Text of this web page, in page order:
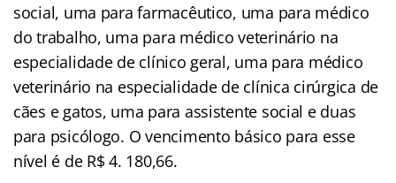
social, uma para farmacêutico, uma para médico
do trabalho, uma para médico veterinário na
especialidade de clínico geral, uma para médico
veterinário na especialidade de clínica cirúrgica de
cães e gatos, uma para assistente social e duas
para psicólogo. O vencimento básico para esse
nível é de R$ 4. 180,66.